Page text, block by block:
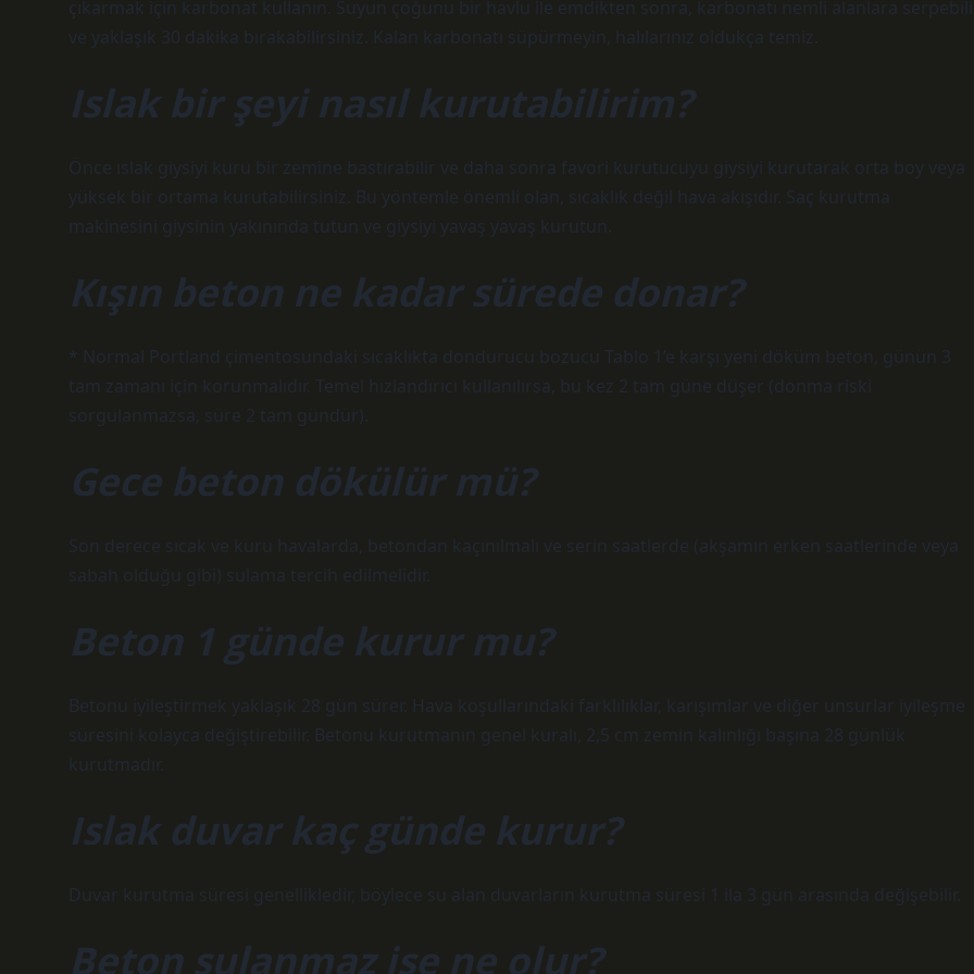
çıkarmak için karbonat kullanın. Suyun çoğunu bir havlu ile emdikten sonra, karbonatı nemli alanlara
ve yaklaşık 30 dakika bırakabilirsiniz. Kalan karbonatı süpürmeyin, halılarınız oldukça temiz.
Islak bir şeyi nasıl kurutabilirim?
Önce ıslak giysiyi kuru bir zemine bastırabilir ve daha sonra favori kurutucuyu giysiyi kurutarak orta boy veya
yüksek bir ortama kurutabilirsiniz. Bu yöntemle önemli olan, sıcaklık değil hava akışıdır. Saç kurutma
makinesini giysinin yakınında tutun ve giysiyi yavaş yavaş kurutun.
Kışın beton ne kadar sürede donar?
* Normal Portland çimentosundaki sıcaklıkta dondurucu bozucu Tablo 1’e karşı yeni döküm beton, günün 3
tam zamanı için korunmalıdır. Temel hızlandırıcı kullanılırsa, bu kez 2 tam güne düşer (donma riski
sorgulanmazsa, süre 2 tam gündür).
Gece beton dökülür mü?
Son derece sıcak ve kuru havalarda, betondan kaçınılmalı ve serin saatlerde (akşamın erken saatlerinde veya
sabah olduğu gibi) sulama tercih edilmelidir.
Beton 1 günde kurur mu?
Betonu iyileştirmek yaklaşık 28 gün sürer. Hava koşullarındaki farklılıklar, karışımlar ve diğer unsurlar iyileşme
süresini kolayca değiştirebilir. Betonu kurutmanın genel kuralı, 2,5 cm zemin kalınlığı başına 28 günlük
kurutmadır.
Islak duvar kaç günde kurur?
Duvar kurutma süresi genellikledir, böylece su alan duvarların kurutma süresi 1 ila 3 gün arasında değişebilir.
Beton sulanmaz ise ne olur?